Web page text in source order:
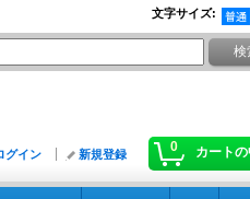
文字サイズ:
0 カート
グイン 新規登録